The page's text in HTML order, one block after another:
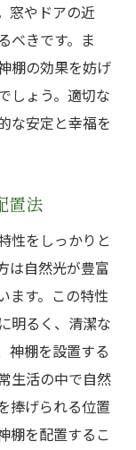
窓やドアの近
べきです。ま
棚の効果を妨げ
しょう。適切な
な安定と幸福を
置法
性をしっかりと
は自然光が豊富
ます。この特性
明るく、清潔な
神棚を設置する
生活の中で自然
捧げられる位置
棚を配置するこ